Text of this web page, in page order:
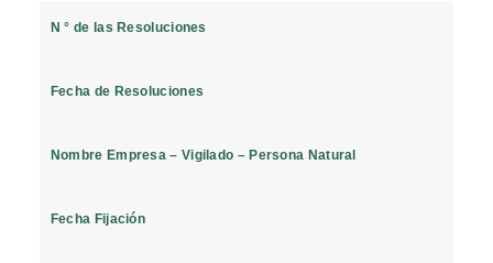
N ° de las Resoluciones
Fecha de Resoluciones
Nombre Empresa – Vigilado – Persona Natural
Fecha Fijación